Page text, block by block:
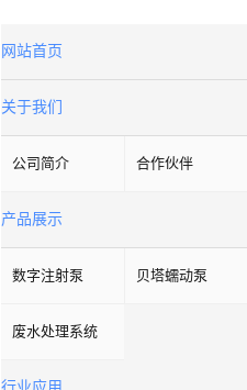
网站首页
关于我们
公司简介 合作伙伴
产品展示
数字注射泵 贝塔蠕动泵
废水处理系统